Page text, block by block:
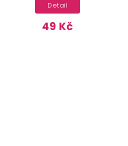
49 Kč
Detail